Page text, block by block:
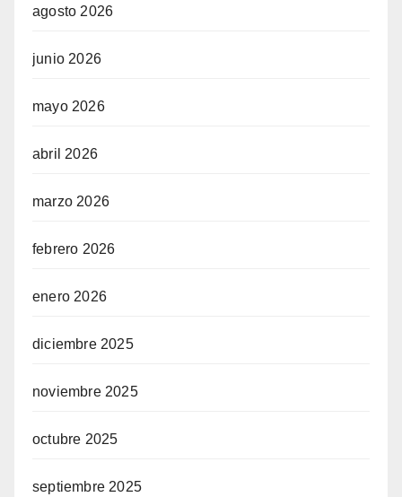
agosto 2026
junio 2026
mayo 2026
abril 2026
marzo 2026
febrero 2026
enero 2026
diciembre 2025
noviembre 2025
octubre 2025
septiembre 2025